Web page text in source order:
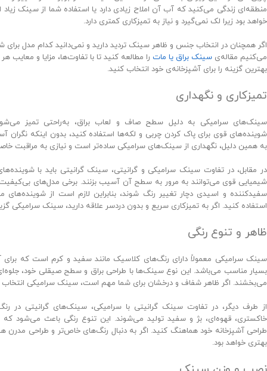
منطقه‌ای زندگی می‌کنید که آب آن املاح زیادی دارد یا استفاده شما از سینک
خواهد بود زیرا لک نمی‌گیرد و نیاز به تمیزکاری کمتری دارد.
اگر همچنان در انتخاب جنس و ظاهر سینک تردید دارید و نمی‌دانید کدام مدل
می‌کنیم مقاله‌ی سینک براق یا مات را مطالعه کنید تا با تفاوت‌ها، مزایا و معایب
بهترین گزینه را برای آشپزخانه‌ی خود انتخاب کنید.
تمیزکاری و نگهداری
سینک‌های سرامیکی به دلیل سطح صاف و لعاب براق، به‌راحتی تمیز
شوینده‌های قوی برای پاک کردن چربی و لکه‌ها استفاده کنید، بدون اینکه
به همین دلیل، نگهداری از سینک‌های سرامیکی ساده‌تر است و نیازی به مراقبت
در مقابل، در تفاوت سینک سرامیکی و گرانیتی، سینک گرانیتی باید با
شیمیایی قوی می‌توانند به مرور به سطح آن آسیب بزنند. برخی مدل‌های
سفیدکننده و اسیدی دچار تغییر رنگ شوند، بنابراین لازم است از
استفاده کنید. اگر به تمیزکاری سریع و بدون دردسر علاقه دارید، سینک سرامیکی
ظاهر و تنوع رنگی
سینک سرامیکی معمولاً دارای رنگ‌های کلاسیک مانند سفید و کرم است که
بسیار مناسب می‌باشد. این نوع سینک‌ها با طراحی براق و سطح صیقلی خود،
می‌بخشند. اگر ظاهر شفاف و درخشان برای شما مهم است، سینک سرامیکی انتخاب
از طرف دیگر، در تفاوت سینک گرانیتی با سرامیکی، سینک‌های گرانیتی در
خاکستری، قهوه‌ای، بژ و سفید تولید می‌شوند. این تنوع رنگی باعث می‌شود که
طراحی آشپزخانه خود هماهنگ کنید. اگر به دنبال رنگ‌های خاص‌تر و طراحی مدرن
بهتری خواهد بود.